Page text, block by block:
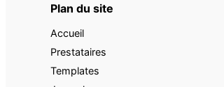
Plan du site
Accueil
Prestataires
Templates